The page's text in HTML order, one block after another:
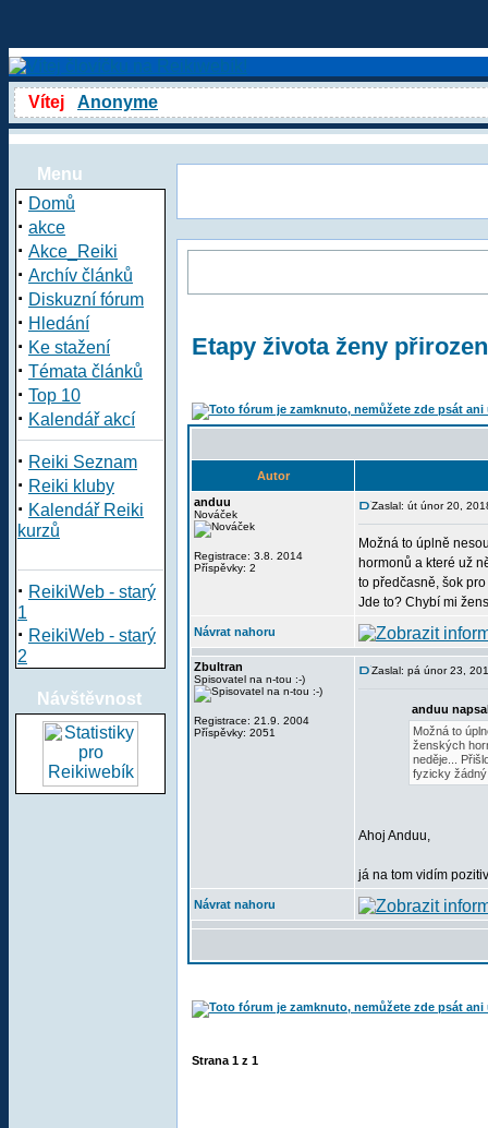
Vítej Anonyme
Menu
· Domů
· akce
· Akce_Reiki
· Archív článků
· Diskuzní fórum
· Hledání
· Ke stažení
· Témata článků
· Top 10
· Kalendář akcí
· Reiki Seznam
· Reiki kluby
· Kalendář Reiki
kurzů
· ReikiWeb - starý
1
· ReikiWeb - starý
2
Návštěvnost
Etapy života ženy
Autor
anduu
Nováček
Registrace: 3.8. 2014
Příspěvky: 2
Zaslal: út únor 20,
Možná to úplně
hormonů a které už
to předčasně, šok
Jde to? Chybí mi
Návrat nahoru
Zbultran
Spisovatel na n-tou :-)
Registrace: 21.9. 2004
Příspěvky: 2051
Zaslal: pá únor 23,
anduu
Možná to
ženských
neděje...
fyzicky žádný
Ahoj Anduu,
já na tom vidím
Návrat nahoru
Strana 1 z 1